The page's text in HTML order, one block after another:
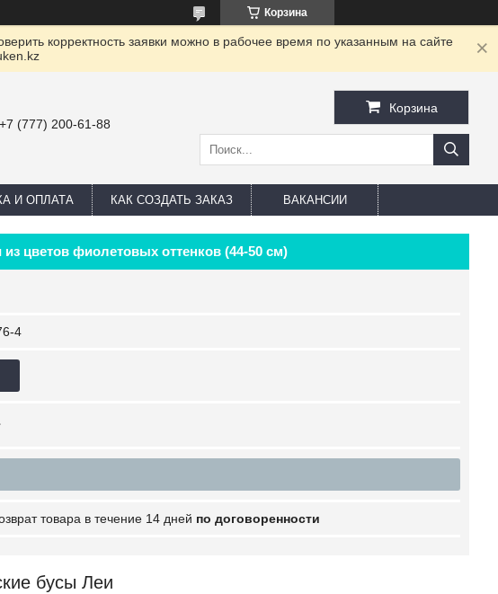
Корзина
корректность заявки можно в рабочее время по указанным на сайте
+7 (777) 200-61-88
Корзина
И ОПЛАТА КАК СОЗДАТЬ ЗАКАЗ ВАКАНСИИ
цветов фиолетовых оттенков (44-50 см)
4
товара в течение 14 дней по договоренности
бусы Леи